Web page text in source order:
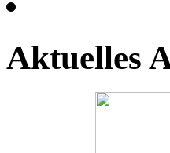
Aktuelles